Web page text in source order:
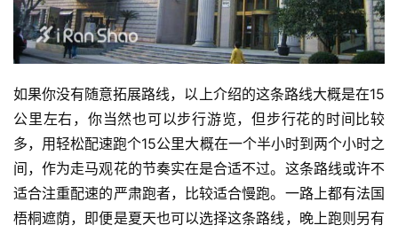
如果你没有随意拓展路线，以上介绍的这条路线大概是在15
公里左右，你当然也可以步行游览，但步行花的时间比较
多，用轻松配速跑个15公里大概在一个半小时到两个小时之
间，作为走马观花的节奏实在是合适不过。这条路线或许不
适合注重配速的严肃跑者，比较适合慢跑。一路上都有法国
梧桐遮荫，即便是夏天也可以选择这条路线，晚上跑则另有